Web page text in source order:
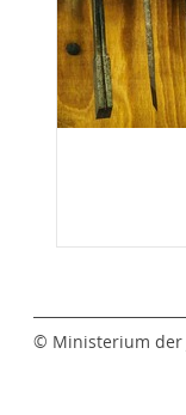
© Ministerium der